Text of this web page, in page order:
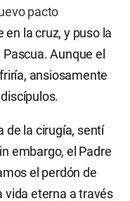
pacto
la cruz, y puso la
Aunque el
ansiosamente
de la cirugía, sentí
embargo, el Padre
el perdón de
vida eterna a través